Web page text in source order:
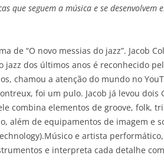
que seguem a música e se desenvolvem
de “O novo messias do jazz”. Jacob
dos últimos anos é reconhecido
chamou a atenção do mundo no
foi um pulo. Jacob já levou dois
combina elementos de groove, folk,
além de equipamentos de imagem e
Músico e artista performático,
e interpreta cada detalhe